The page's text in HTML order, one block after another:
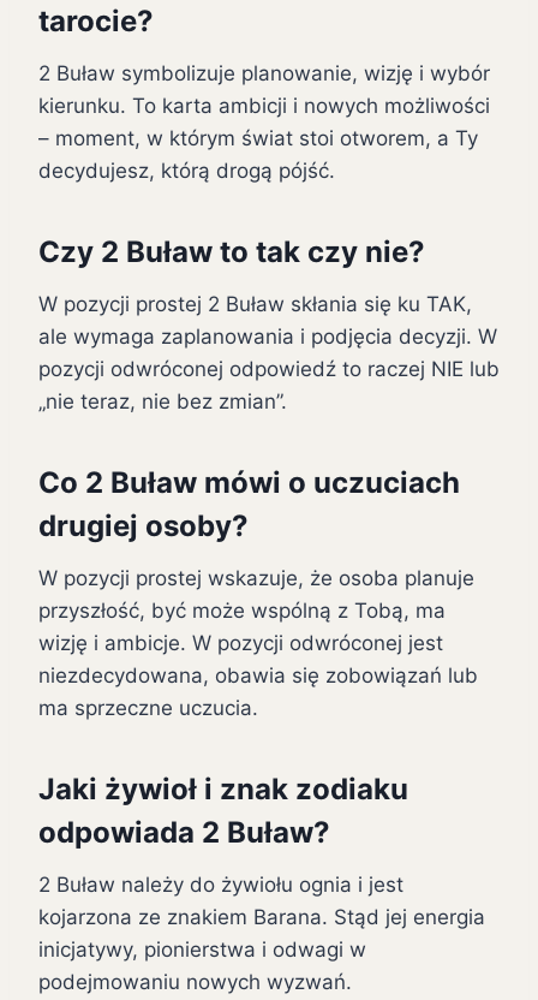
tarocie?
2 Buław symbolizuje planowanie, wizję i wybór
kierunku. To karta ambicji i nowych możliwości
– moment, w którym świat stoi otworem, a Ty
decydujesz, którą drogą pójść.
Czy 2 Buław to tak czy nie?
W pozycji prostej 2 Buław skłania się ku TAK,
ale wymaga zaplanowania i podjęcia decyzji. W
pozycji odwróconej odpowiedź to raczej NIE lub
„nie teraz, nie bez zmian”.
Co 2 Buław mówi o uczuciach
drugiej osoby?
W pozycji prostej wskazuje, że osoba planuje
przyszłość, być może wspólną z Tobą, ma
wizję i ambicje. W pozycji odwróconej jest
niezdecydowana, obawia się zobowiązań lub
ma sprzeczne uczucia.
Jaki żywioł i znak zodiaku
odpowiada 2 Buław?
2 Buław należy do żywiołu ognia i jest
kojarzona ze znakiem Barana. Stąd jej energia
inicjatywy, pionierstwa i odwagi w
podejmowaniu nowych wyzwań.